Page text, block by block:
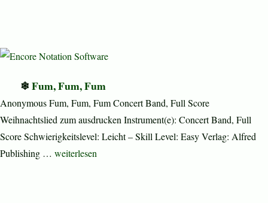
Fum, Fum, Fum
Anonymous Fum, Fum, Fum Concert Band, Full Score
Weihnachtslied zum ausdrucken Instrument(e): Concert Band, Full
Score Schwierigkeitslevel: Leicht – Skill Level: Easy Verlag: Alfred
Publishing … „Fum, Fum, Fum“
weiterlesen